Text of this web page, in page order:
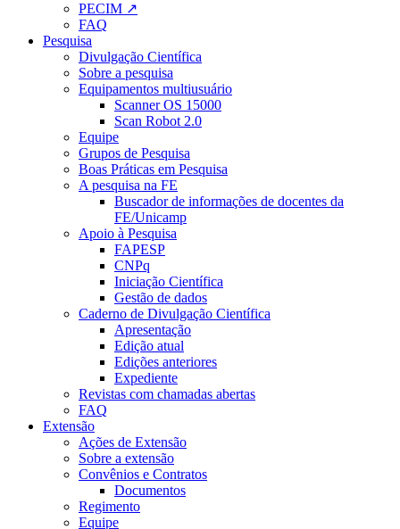
PECIM ↗
FAQ
Pesquisa
Divulgação Científica
Sobre a pesquisa
Equipamentos multiusuário
Scanner OS 15000
Scan Robot 2.0
Equipe
Grupos de Pesquisa
Boas Práticas em Pesquisa
A pesquisa na FE
Buscador de informações de docentes da
FE/Unicamp
Apoio à Pesquisa
FAPESP
CNPq
Iniciação Científica
Gestão de dados
Caderno de Divulgação Científica
Apresentação
Edição atual
Edições anteriores
Expediente
Revistas com chamadas abertas
FAQ
Extensão
Ações de Extensão
Sobre a extensão
Convênios e Contratos
Documentos
Regimento
Equipe